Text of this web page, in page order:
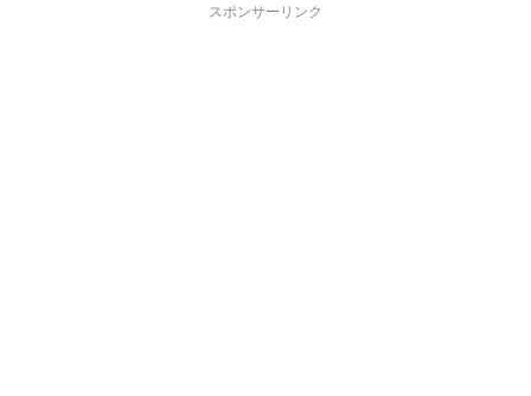
スポンサーリンク